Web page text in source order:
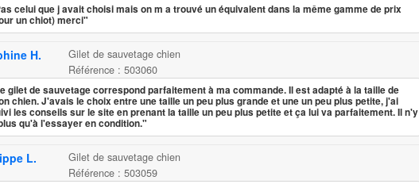
celui que j avait choisi mais on m a trouvé un équivalent dans la même gamme de prix
un chiot) merci"
H.
Gilet de sauvetage chien
Référence : 503060
gilet de sauvetage correspond parfaitement à ma commande. Il est adapté à la taille de
chien. J'avais le choix entre une taille un peu plus grande et une un peu plus petite, j'ai
les conseils sur le site en prenant la taille un peu plus petite et ça lui va parfaitement. Il n'y
qu'à l'essayer en condition."
L.
Gilet de sauvetage chien
Référence : 503059